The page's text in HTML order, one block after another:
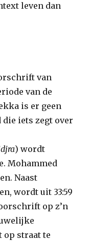
leven dan
van
van de
is er geen
iets zegt over
) wordt
Mohammed
Naast
wordt uit 33:59
op z’n
op straat te